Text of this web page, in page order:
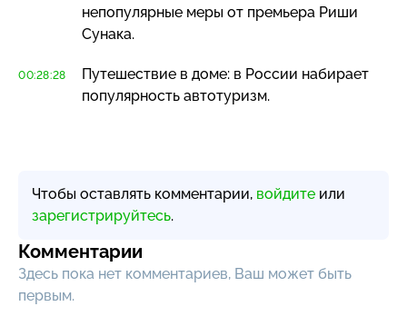
непопулярные меры от премьера Риши
Сунака.
00:28:28
Путешествие в доме: в России набирает
популярность автотуризм.
Чтобы оставлять комментарии, войдите или
зарегистрируйтесь.
Комментарии
Здесь пока нет комментариев, Ваш может быть
первым.